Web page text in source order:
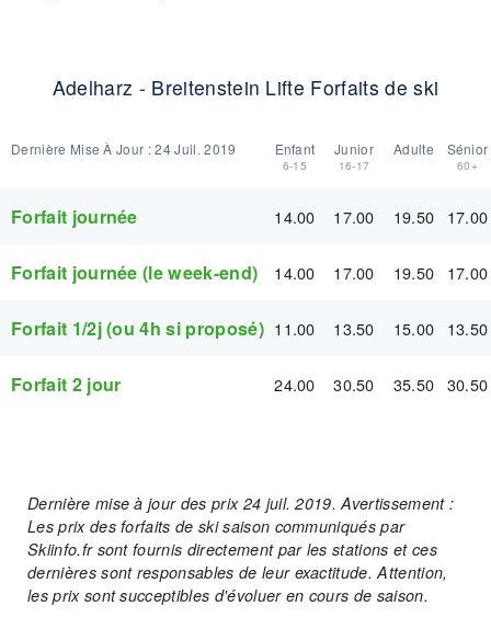
Adelharz - Breitenstein Lifte Forfaits de ski
Dernière Mise À Jour :24 Juil. 2019 Enfant
6-15
Junior
16-17
Adulte Sénior
60+
Forfait journée 14.00 17.00 19.50 17.00
Forfait journée (le week-end) 14.00 17.00 19.50 17.00
Forfait 1/2j (ou 4h si proposé) 11.00 13.50 15.00 13.50
Forfait 2 jour 24.00 30.50 35.50 30.50
Dernière mise à jour des prix 24 juil. 2019. Avertissement :
Les prix des forfaits de ski saison communiqués par
Skiinfo.fr sont fournis directement par les stations et ces
dernières sont responsables de leur exactitude. Attention,
les prix sont succeptibles d'évoluer en cours de saison.